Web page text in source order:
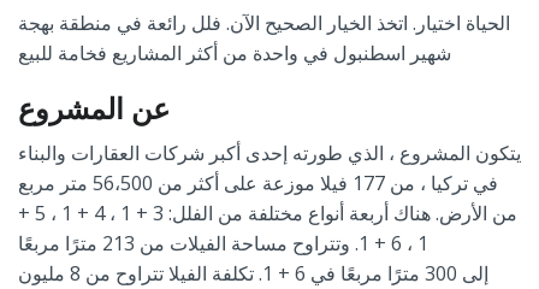
الحياة اختيار . اتخذ الخيار الصحيح الآن. فلل رائعة في منطقة بهجة
شهير اسطنبول في واحدة من أكثر المشاريع فخامة للبيع
عن المشروع
يتكون المشروع ، الذي طورته إحدى أكبر شركات العقارات والبناء
في تركيا ، من 177 فيلا موزعة على أكثر من 56،500
متر مربع
من الأرض.هناك أربعة أنواع مختلفة من الفلل: 3 + 1 ، 4 + 1 ،
5 +
1 ، 6 + 1. وتتراوح مساحة الفيلات من 213 مترًا مربعًا
إلى 300 مترًا مربعًا في 6 + 1. تكلفة الفيلا تتراوح من 8 مليون